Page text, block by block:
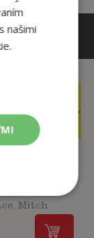
príbeh...
Mitch
našimi